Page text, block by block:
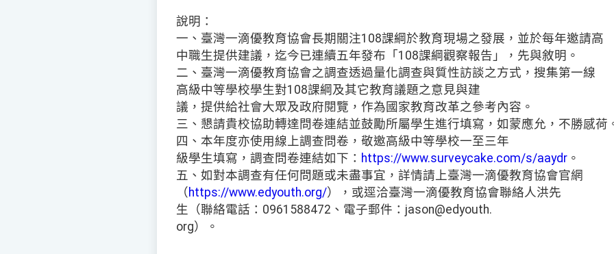
說明：
一、臺灣一滴優教育協會長期關注108課綱於教育現場之發展，並於每年邀請高
中職生提供建議，迄今已連續五年發布「108課綱觀察報告」，先與敘明。
二、臺灣一滴優教育協會之調查透過量化調查與質性訪談之方式，搜集第一線
高級中等學校學生對108課綱及其它教育議題之意見與建
議，提供給社會大眾及政府閱覽，作為國家教育改革之參考內容。
三、懇請貴校協助轉達問卷連結並鼓勵所屬學生進行填寫，如蒙應允，不勝感荷
四、本年度亦使用線上調查問卷，敬邀高級中等學校一至三年
級學生填寫，調查問卷連結如下： https://www.surveycake.com/s/aaydr 。
五、如對本調查有任何問題或未盡事宜，詳情請上臺灣一滴優教育協會官網
（ https://www.edyouth.org/），或逕洽臺灣一滴優教育協會聯絡人洪先
生（聯絡電話：0961588472、電子郵件：jason@edyouth.
org）。